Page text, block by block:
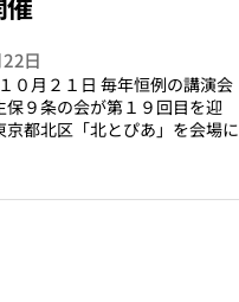
日
月２１日 毎年恒例の講演会
９条の会が第１９回目を迎
都北区「北とぴあ」を会場に